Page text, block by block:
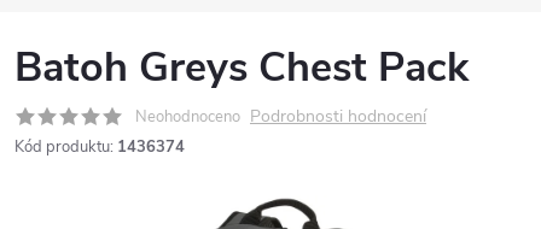
Batoh Greys Chest Pack
Neohodnoceno Podrobnosti hodnocení
Kód produktu: 1436374